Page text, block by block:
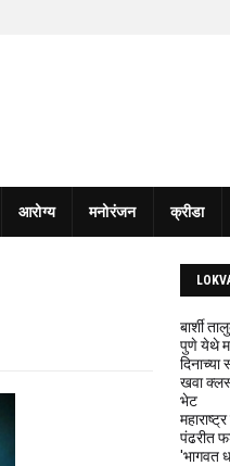
आरोग्य मनोरंजन क्रीडा
बार्शी
पुणे येथे
खवा
भेट
पंढरीत
'भागवत